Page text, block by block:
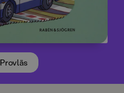
Provläs